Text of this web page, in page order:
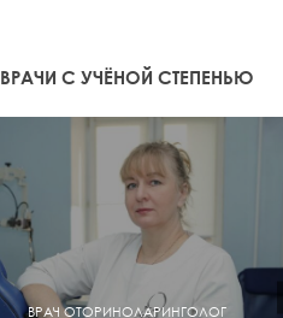
ВРАЧИ С УЧЁНОЙ СТЕПЕНЬЮ
ВРАЧ ОТОРИНОЛАРИНГОЛОГ